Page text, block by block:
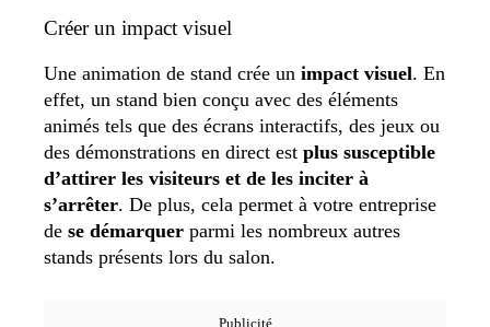
Créer un impact visuel
Une animation de stand crée un impact visuel. En
effet, un stand bien conçu avec des éléments
animés tels que des écrans interactifs, des jeux ou
des démonstrations en direct est plus susceptible
d’attirer les visiteurs et de les inciter à
s’arrêter. De plus, cela permet à votre entreprise
de se démarquer parmi les nombreux autres
stands présents lors du salon.